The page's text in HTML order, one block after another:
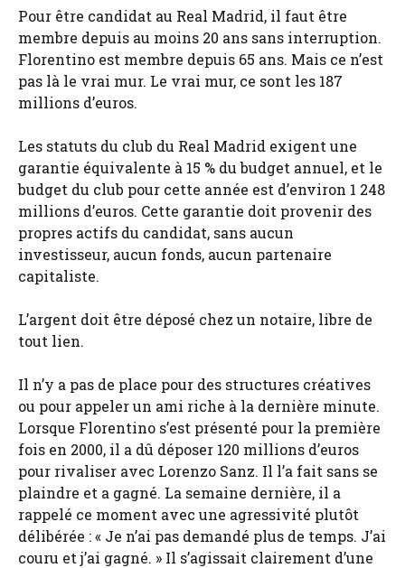
Pour être candidat au Real Madrid, il faut être
membre depuis au moins 20 ans sans interruption.
Florentino est membre depuis 65 ans. Mais ce n’est
pas là le vrai mur. Le vrai mur, ce sont les 187
millions d’euros.
Les statuts du club du Real Madrid exigent une
garantie équivalente à 15 % du budget annuel, et le
budget du club pour cette année est d’environ 1 248
millions d’euros. Cette garantie doit provenir des
propres actifs du candidat, sans aucun
investisseur, aucun fonds, aucun partenaire
capitaliste.
L’argent doit être déposé chez un notaire, libre de
tout lien.
Il n’y a pas de place pour des structures créatives
ou pour appeler un ami riche à la dernière minute.
Lorsque Florentino s’est présenté pour la première
fois en 2000, il a dû déposer 120 millions d’euros
pour rivaliser avec Lorenzo Sanz. Il l’a fait sans se
plaindre et a gagné. La semaine dernière, il a
rappelé ce moment avec une agressivité plutôt
délibérée : « Je n’ai pas demandé plus de temps. J’ai
couru et j’ai gagné. » Il s’agissait clairement d’une